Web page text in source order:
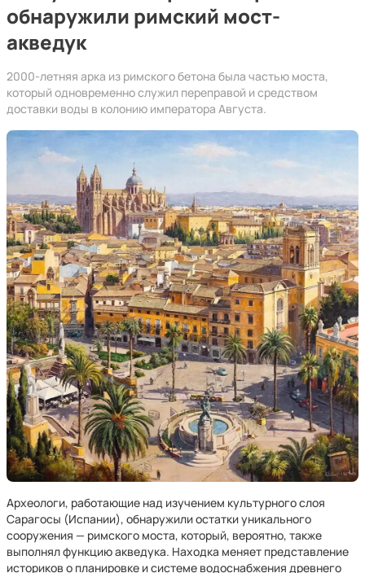
обнаружили римский мост-
акведук
2000-летняя арка из римского бетона была частью моста,
который одновременно служил переправой и средством
доставки воды в колонию императора Августа.
Археологи, работающие над изучением культурного слоя
Сарагосы (Испании), обнаружили остатки уникального
сооружения — римского моста, который, вероятно, также
выполнял функцию акведука. Находка меняет представление
историков о планировке и системе водоснабжения древнего